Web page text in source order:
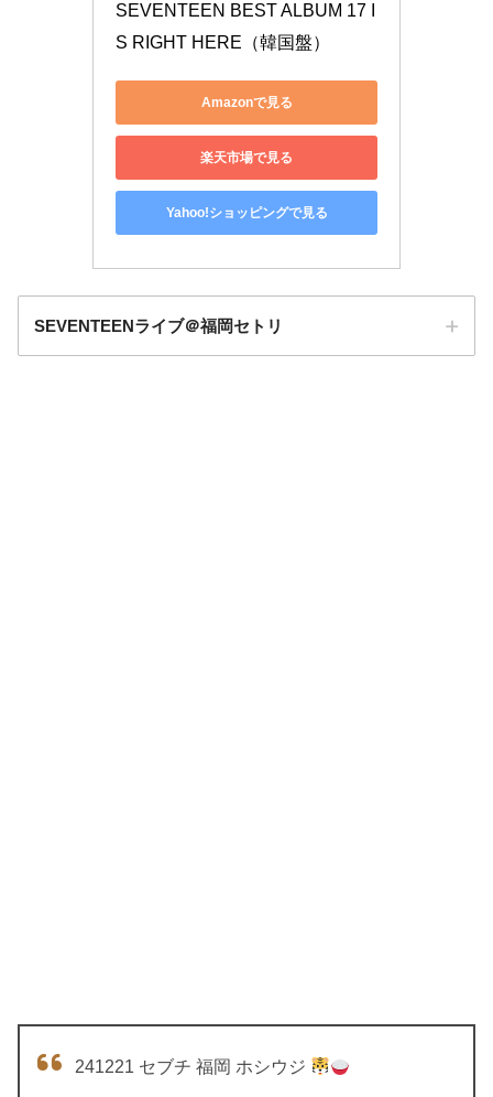
SEVENTEEN BEST ALBUM 17 I
S RIGHT HERE（韓国盤）
Amazonで見る
楽天市場で見る
Yahoo!ショッピングで見る
SEVENTEENライブ＠福岡セトリ
241221 セブチ 福岡 ホシウジ